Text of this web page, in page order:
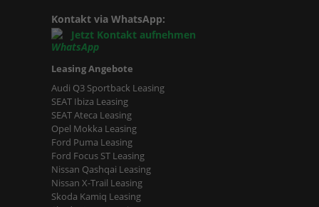
Kontakt via WhatsApp:
Jetzt Kontakt aufnehmen
Leasing Angebote
Audi Q3 Sportback Leasing
SEAT Ibiza Leasing
SEAT Ateca Leasing
Opel Mokka Leasing
Ford Puma Leasing
Ford Focus ST Leasing
Nissan Qashqai Leasing
Nissan X-Trail Leasing
Skoda Kamiq Leasing